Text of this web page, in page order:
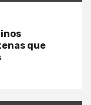
que